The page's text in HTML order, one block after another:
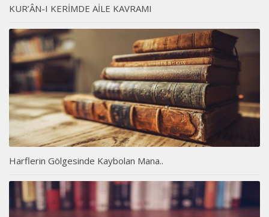
KUR’ÂN-I KERİMDE AİLE KAVRAMI
Harflerin Gölgesinde Kaybolan Mana..